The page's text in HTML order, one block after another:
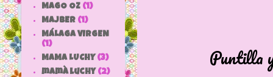
Puntilla
MAGO OZ (1)
MAJBER (1)
MÁLAGA VIRGEN
(1)
MAMA LUCHY (3)
mamà luchy (2)